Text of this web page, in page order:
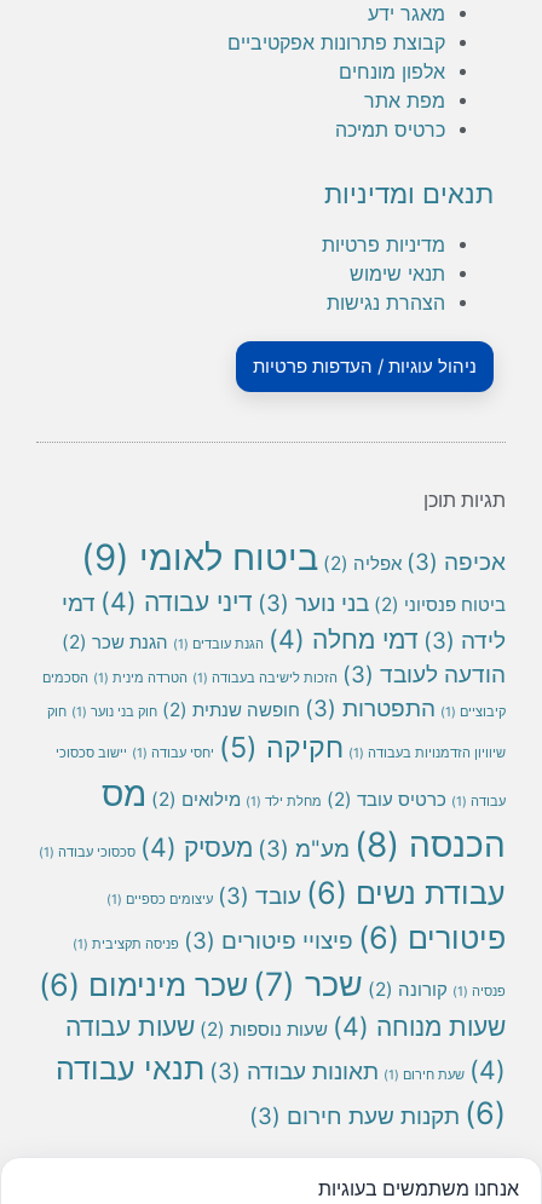
מאגר ידע
קבוצת פתרונות אפקטיביים
אלפון מונחים
מפת אתר
כרטיס תמיכה
תנאים ומדיניות
מדיניות פרטיות
תנאי שימוש
הצהרת נגישות
ניהול עוגיות / העדפות פרטיות
תגיות תוכן
אכיפה (3) אפליה (2) ביטוח לאומי (9)
ביטוח פנסיוני (2) בני נוער (3) דיני עבודה (4)
דמי
לידה (3) דמי מחלה (4) הגנת עובדים (1) הגנת שכר (2)
הודעה לעובד (3) הזכות לישיבה בעבודה (1) הטרדה מינית (1) הסכמים
קיבוציים (1) התפטרות (3) חופשה שנתית (2) חוק בני נוער (1) חוק
שיוויון הזדמנויות בעבודה (1) חקיקה (5) יחסי עבודה (1) יישוב סכסוכי
עבודה (1) כרטיס עובד (2) מחלת ילד (1) מילואים (2)
מס
הכנסה (8) מע"מ (3) מעסיק (4) סכסוכי עבודה (1)
עבודת נשים (6) עובד (3) עיצומים כספיים (1)
פיטורים (6) פיצויי פיטורים (3) פניסה תקציבית (1)
פנסיה (1) קורונה (2) שכר (7) שכר מינימום (6)
שעות מנוחה (4) שעות נוספות (2)
שעות עבודה
(4)
שעת חירום (1) תאונות עבודה (3)
תנאי עבודה
(6)
תקנות שעת חירום (3)
המצוי באתר יש לראות את המידע המופיע באתר כהמלצה
אנחנו משתמשים בעוגיות